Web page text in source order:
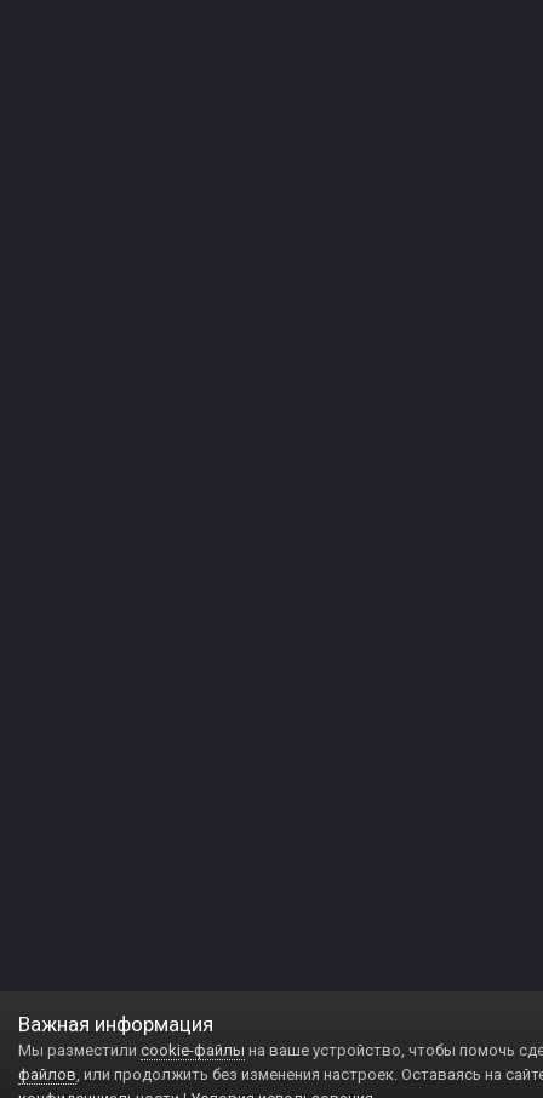
Важная информация
Мы разместили cookie-файлы на ваше устройство, чтобы помочь
файлов, или продолжить без изменения настроек. Оставаясь на